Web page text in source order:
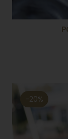
-20%